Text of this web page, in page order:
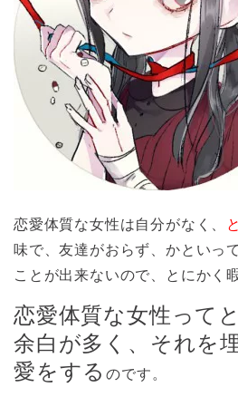
恋愛体質な女性は自分がなく、
味で、友達がおらず、かといっ
ことが出来ないので、とにかく
恋愛体質な女性って
余白が多く、それを
愛をするのです。